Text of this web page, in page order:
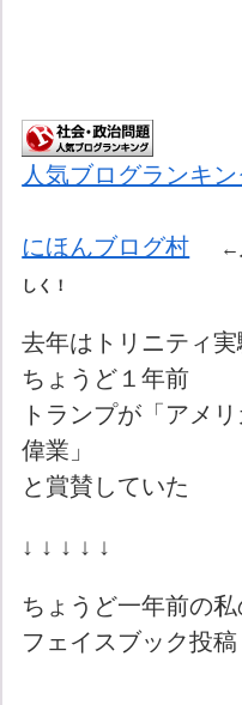
人気ブログランキ
にほんブログ村 ←
しく！
去年はトリニティ
ちょうど１年前
トランプが「アメ
偉業」
と賞賛していた
↓ ↓ ↓ ↓ ↓
ちょうど一年前の私
フェイスブック投稿